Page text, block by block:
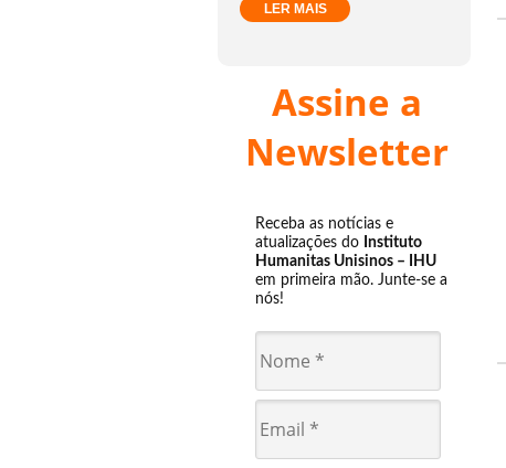
LER MAIS
Assine a
Newsletter
Receba as notícias e
atualizações do Instituto
Humanitas Unisinos – IHU
em primeira mão. Junte-se a
nós!